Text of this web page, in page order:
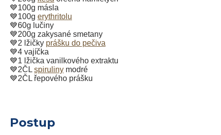
💙100g másla
💙100g erythritolu
💙60g lučiny
💙200g zakysané smetany
💙2 lžičky prášku do pečiva
💙4 vajíčka
💙1 lžička vanilkového extraktu
💙2ČL spiruliny modré
💙2ČL řepového prášku
Postup